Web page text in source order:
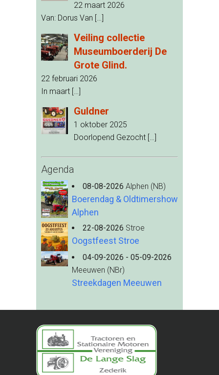
22 maart 2026
Van: Dorus Van […]
Veiling collectie
Museumboerderij De
Grote Glind.
22 februari 2026
In maart […]
Guldner
1 oktober 2025
Doorlopend Gezocht […]
Agenda
08-08-2026 Alphen (NB)
Boerendag & Oldtimershow
Alphen
22-08-2026 Stroe
Oogstfeest Stroe
04-09-2026 - 05-09-2026
Meeuwen (NBr)
Streekdagen Meeuwen